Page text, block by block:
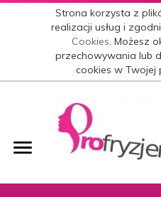
Strona korzysta z
realizacji usług i
Cookies. Możesz
przechowywania lub
cookies w Twojej